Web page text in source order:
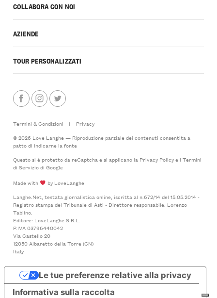
COLLABORA CON NOI
AZIENDE
TOUR PERSONALIZZATI
Termini & Condizioni |
Privacy
© 2026 Love Langhe — Riproduzione parziale dei contenuti consentita a
patto di indicarne la fonte
Questo si è protetto da reCaptcha e si applicano la Privacy Policye i Termini
di Serviziodi Google
Made with
by LoveLanghe
Langhe.Net, testata giornalistica online, iscritta al n.672/14 del 15.05.2014 -
Registro stampa del Tribunale di Asti - Direttore responsabile: Lorenzo
Tablino.
Editore: LoveLanghe S.R.L.
P.IVA 03796440042
Via Castello 20
12050 Albaretto della Torre (CN)
Italy
Informativa sulla raccolta
Le tue preferenze relative alla privacy